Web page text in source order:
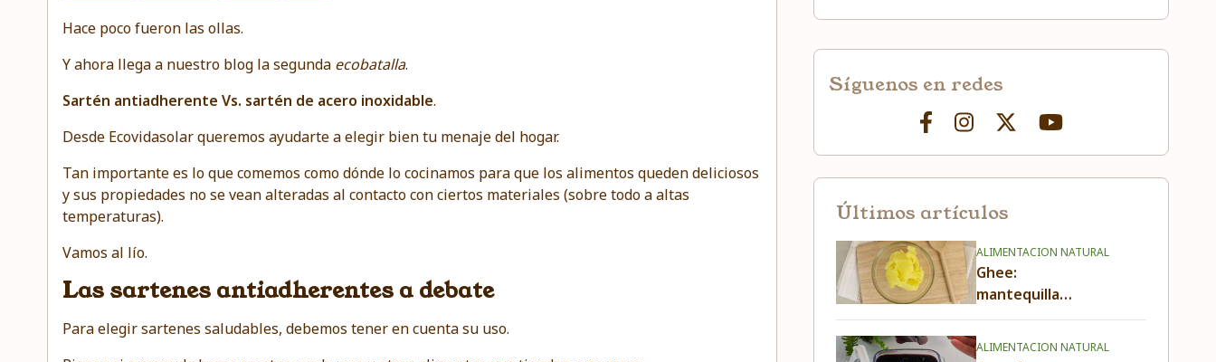
Hace poco fueron las ollas.
Y ahora llega a nuestro blog la segunda ecobatalla.
Sartén antiadherente Vs. sartén de acero inoxidable.
Desde Ecovidasolar queremos ayudarte a elegir bien tu menaje del hogar.
Tan importante es lo que comemos como dónde lo cocinamos para que los alimentos queden deliciosos
y sus propiedades no se vean alteradas al contacto con ciertos materiales (sobre todo a altas
temperaturas).
Vamos al lío.
Las sartenes antiadherentes a debate
Para elegir sartenes saludables, debemos tener en cuenta su uso.
Síguenos en redes
Últimos artículos
ALIMENTACION NATURAL
Ghee:
mantequilla
clarificada.
ALIMENTACION NATURAL